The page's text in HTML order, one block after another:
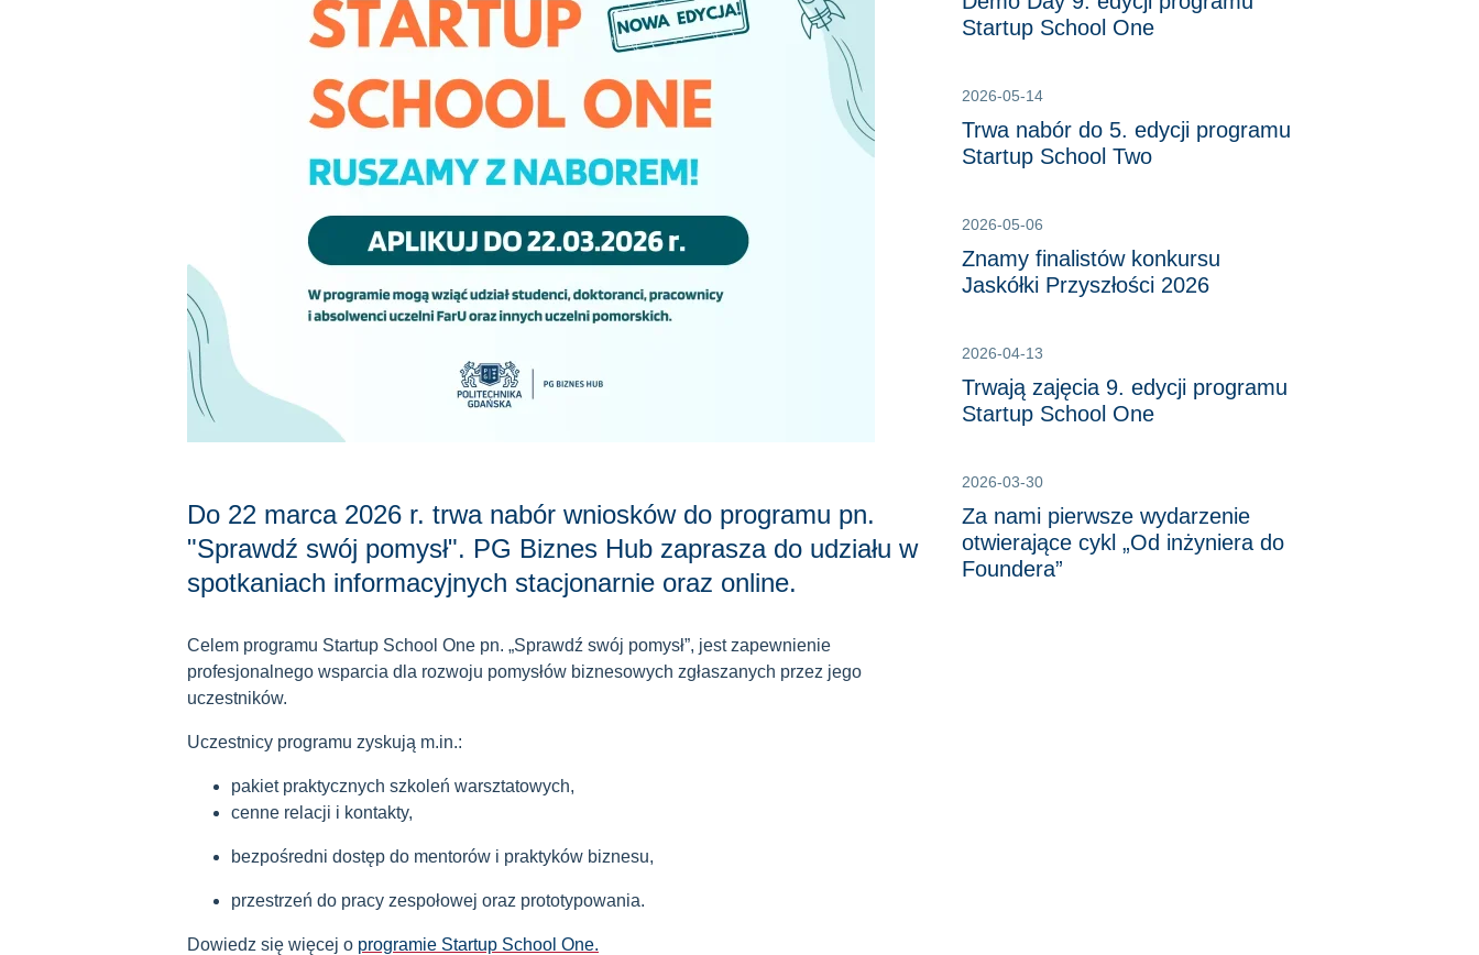
Do 22 marca 2026 r. trwa nabór wniosków do programu pn.
"Sprawdź swój pomysł". PG Biznes Hub zaprasza do udziału w
spotkaniach informacyjnych stacjonarnie oraz online.
Celem programu Startup School One pn. „Sprawdź swój pomysł”, jest zapewnienie
profesjonalnego wsparcia dla rozwoju pomysłów biznesowych zgłaszanych przez jego
uczestników.
Uczestnicy programu zyskują m.in.:
pakiet praktycznych szkoleń warsztatowych,
cenne relacji i kontakty,
bezpośredni dostęp do mentorów i praktyków biznesu,
przestrzeń do pracy zespołowej oraz prototypowania.
Dowiedz się więcej o programie Startup School One.
Startup School One
2026-05-14
Trwa nabór do 5. edycji programu
Startup School Two
2026-05-06
Znamy finalistów konkursu
Jaskółki Przyszłości 2026
2026-04-13
Trwają zajęcia 9. edycji programu
Startup School One
2026-03-30
Za nami pierwsze wydarzenie
otwierające cykl „Od inżyniera do
Foundera”